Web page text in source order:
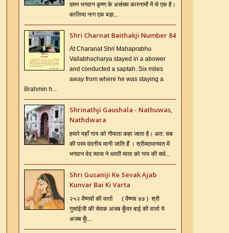
दमन भगवान कृष्ण के असंख्य कारनामों में से एक है।
कालिया नाग एक बड़ा...
Shri Charnat Baithakji Number 84
At Charanat Shri Mahaprabhu
Vallabhacharya stayed in a abower
and conducted a saptah. Six miles
away from where he was staying a
Brahmin h...
Shrinathji Gaushala - Nathuwas,
Nathdwara
हमारे यहाँ गाय को गौमाता कहा जाता है। अत: सब
की परम वंदनीय मानी जाति हैं । श्रीमदभागवत में
भगवान वेद व्यास ने धरती माता को गाय की सर्व...
Shri Gusaniji Ke Sevak Ajab
Kunvar Bai Ki Varta
२५२ वैष्णवों की वार्ता ( वैष्णव ४७ ) श्री
गुसांईजी की सेवक अजब कुँवर बाई की वार्ता ये
अजब कुँ...